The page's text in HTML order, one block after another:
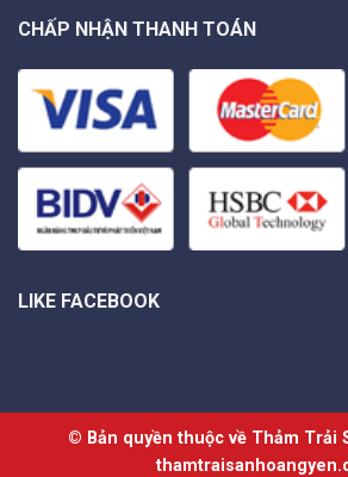
CHẤP NHẬN THANH TOÁN
LIKE FACEBOOK
© Bản quyền thuộc về Thảm Trải